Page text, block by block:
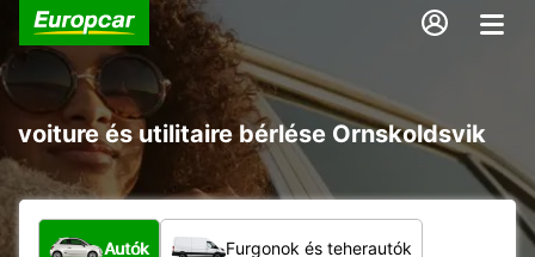
voiture és utilitaire bérlése Ornskoldsvik
Milyen típusú jármű?
Autók Furgonok és teherautók